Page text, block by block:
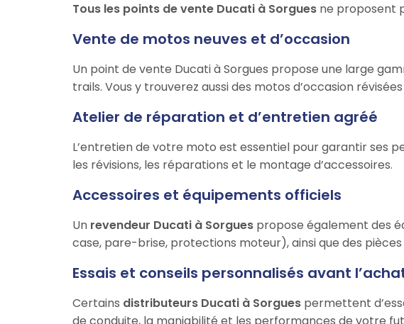
Tous les points de vente Ducati à Sorgues ne proposent
Vente de motos neuves et d’occasion
Un point de vente Ducati à Sorgues propose une large
trails. Vous y trouverez aussi des motos d’occasion
Atelier de réparation et d’entretien agréé
L’entretien de votre moto est essentiel pour garantir ses
les révisions, les réparations et le montage d’accessoires.
Accessoires et équipements officiels
Un revendeur Ducati à Sorgues propose également des
case, pare-brise, protections moteur), ainsi que des pièces
Essais et conseils personnalisés avant
Certains distributeurs Ducati à Sorgues permettent